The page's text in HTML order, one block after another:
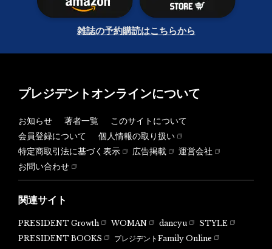
雑誌の予約購読はこちらから
プレジデントオンラインについて
お知らせ 著者一覧
このサイトについて
会員登録について
個人情報の取り扱い
特定商取引法に基づく表示
広告掲載
運営会社
お問い合わせ
関連サイト
PRESIDENT Growth WOMAN dancyu
STYLE
PRESIDENT BOOKS
プレジデントFamily Online